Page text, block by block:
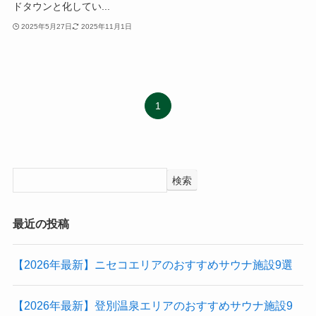
ドタウンと化してい...
2025年5月27日 2025年11月1日
1
検索
最近の投稿
【2026年最新】ニセコエリアのおすすめサウナ施設9選
【2026年最新】登別温泉エリアのおすすめサウナ施設9